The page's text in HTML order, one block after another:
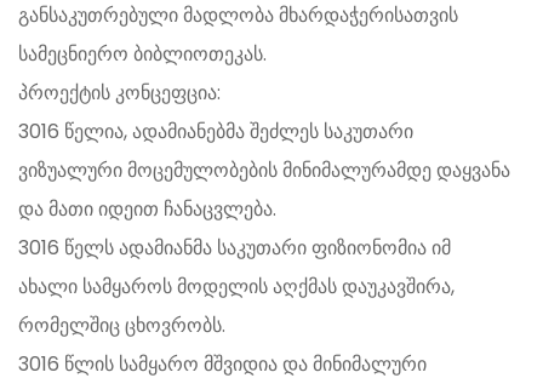
განსაკუთრებული მადლობა მხარდაჭერისათვის
სამეცნიერო ბიბლიოთეკას.
პროექტის კონცეფცია:
3016 წელია, ადამიანებმა შეძლეს საკუთარი
ვიზუალური მოცემულობების მინიმალურამდე დაყვანა
და მათი იდეით ჩანაცვლება.
3016 წელს ადამიანმა საკუთარი ფიზიონომია იმ
ახალი სამყაროს მოდელის აღქმას დაუკავშირა,
რომელშიც ცხოვრობს.
3016 წლის სამყარო მშვიდია და მინიმალური